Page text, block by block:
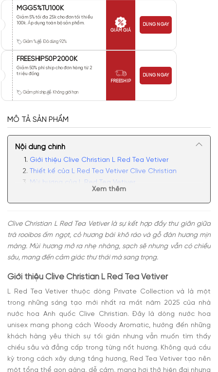
MGG5%TU100K
Giảm 5% tối đa 25k cho đơn tối thiểu
100k. Áp dụng toàn bộ sản phẩm.
Giảm % Đã dùng 92%
GIẢM GIÁ
DÙNG NGAY
FREESHIP50P2000K
Giảm 50% phí ship cho đơn hàng từ 2
triệu đồng
Giảm phí ship Không giới hạn
FREESHIP
DÙNG NGAY
MÔ TẢ SẢN PHẨM
Nội dung chính
Giới thiệu Clive Christian L Red Tea Vetiver
Thiết kế của L Red Tea Vetiver Clive Christian
Mùi hương của L Red Tea Vetiver
Tea Vetiver không?
Xem thêm
Clive Christian L Red Tea Vetiver là sự kết hợp đầy thư giãn giữa
trà rooibos ấm ngọt, cỏ hương bài khô ráo và gỗ đàn hương mịn
màng. Mùi hương mở ra nhẹ nhàng, sạch sẽ nhưng vẫn có chiều
sâu, mang đến cảm giác thư thái mà sang trọng.
Giới thiệu Clive Christian L Red Tea Vetiver
L Red Tea Vetiver thuộc dòng Private Collection và là một
trong những sáng tạo mới nhất ra mắt năm 2025 của nhà
nước hoa Anh quốc Clive Christian. Đây là dòng nước hoa
unisex mang phong cách Woody Aromatic, hướng đến những
khách hàng yêu thích sự tối giản nhưng vẫn muốn tìm thấy
chiều sâu và đẳng cấp trong từng nốt hương. Không quá cầu
kỳ trong cách xây dựng tầng hương, Red Tea Vetiver tạo nên
một tổng thể gọn gàng, dễ cảm, mang hơi thở hiện đại nhưng